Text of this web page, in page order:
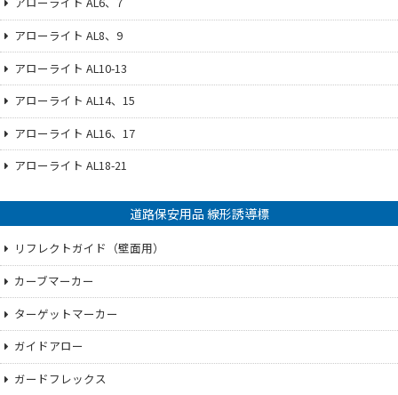
アローライト AL8、9
アローライト AL10-13
アローライト AL14、15
アローライト AL16、17
アローライト AL18-21
道路保安用品 線形誘導標
リフレクトガイド（壁面用）
カーブマーカー
ターゲットマーカー
ガイドアロー
ガードフレックス